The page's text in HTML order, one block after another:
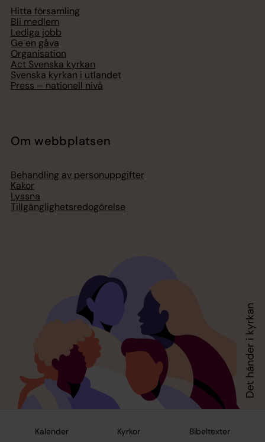
Kalender Kyrkor Bibeltexter
Hitta församling
Bli medlem
Lediga jobb
Ge en gåva
Organisation
Act Svenska kyrkan
Svenska kyrkan i utlandet
Press – nationell nivå
Om webbplatsen
Behandling av personuppgifter
Kakor
Lyssna
Tillgänglighetsredogörelse